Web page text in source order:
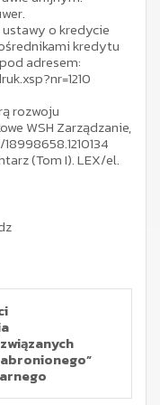
o kredycie
kredytu
adresem:
rozwoju
WSH Zarządzanie,
(Tom I). LEX/el.